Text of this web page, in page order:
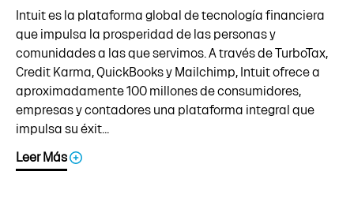
Intuit es la plataforma global de tecnología financiera
que impulsa la prosperidad de las personas y
comunidades a las que servimos. A través de TurboTax,
Credit Karma, QuickBooks y Mailchimp, Intuit ofrece a
aproximadamente 100 millones de consumidores,
empresas y contadores una plataforma integral que
impulsa su éxit...
Leer Más